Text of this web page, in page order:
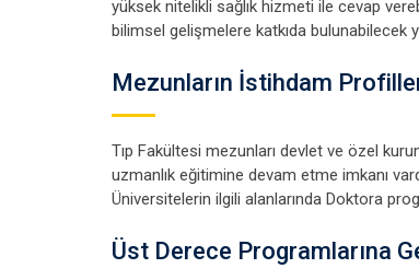
yüksek nitelikli sağlık hizmeti ile cevap
bilimsel gelişmelere katkıda
Mezunların İstihdam
Tıp Fakültesi mezunları devlet ve özel
uzmanlık eğitimine devam etme imkanı
Üniversitelerin ilgili alanlarında Doktora
Üst Derece Programlarına